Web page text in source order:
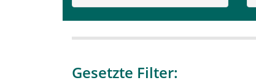
Gesetzte Filter: